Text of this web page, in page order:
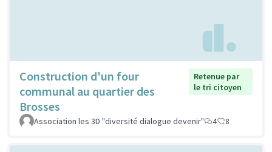
Construction d'un four
communal au quartier des
Brosses
Retenue par
le tri citoyen
Association les 3D "diversité dialogue devenir" 4 8